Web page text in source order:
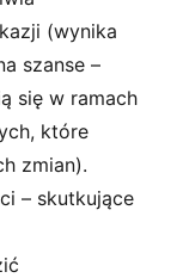
(wynika
szanse –
się w ramach
które
zmian).
– skutkujące